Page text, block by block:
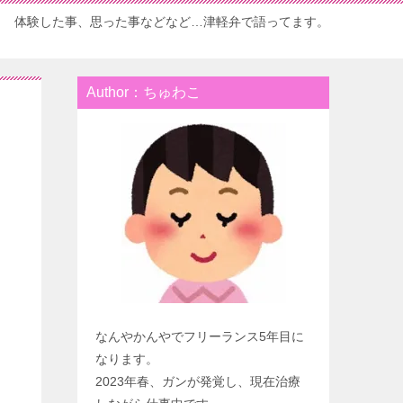
体験した事、思った事などなど…津軽弁で語ってます。
Author：ちゅわこ
なんやかんやでフリーランス5年目に
なります。
2023年春、ガンが発覚し、現在治療